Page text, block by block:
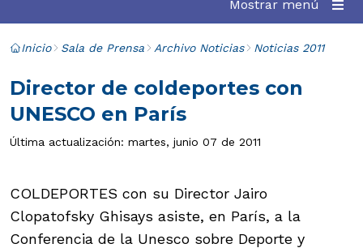
Mostrar menú
Inicio Sala de Prensa Archivo Noticias Noticias 2011
Director de coldeportes con
UNESCO en París
Última actualización: martes, junio 07 de 2011
COLDEPORTES con su Director Jairo
Clopatofsky Ghisays asiste, en París, a la
Conferencia de la Unesco sobre Deporte y